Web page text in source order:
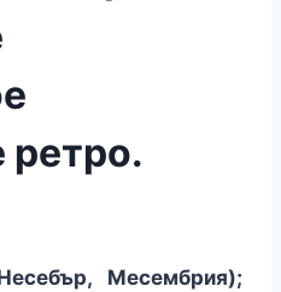
ретро.
Месембрия);